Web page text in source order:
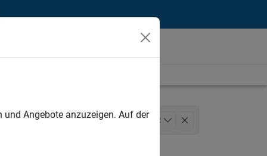
Release Engineering 2
Angebote anzuzeigen. Auf der